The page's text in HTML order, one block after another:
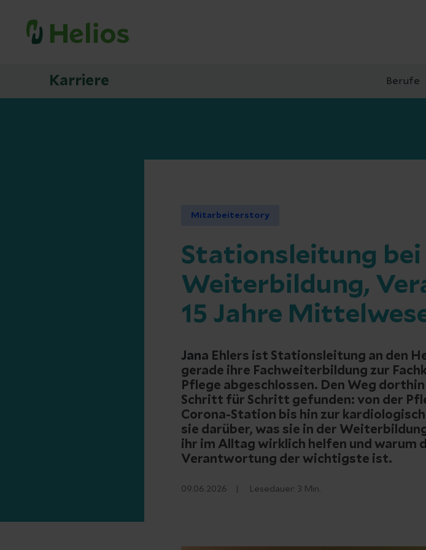
Karriere Berufe
Mitarbeiterstory
Stationsleitung bei
Weiterbildung,
15 Jahre
Jana Ehlers ist Stationsleitung an den
gerade ihre Fachweiterbildung zur
Pflege abgeschlossen. Den Weg
Schritt für Schritt gefunden: von der
Corona-Station bis hin zur
sie darüber, was sie in der
ihr im Alltag wirklich helfen und warum
Verantwortung der wichtigste ist.
09.06.2026 Lesedauer: 3 Min.